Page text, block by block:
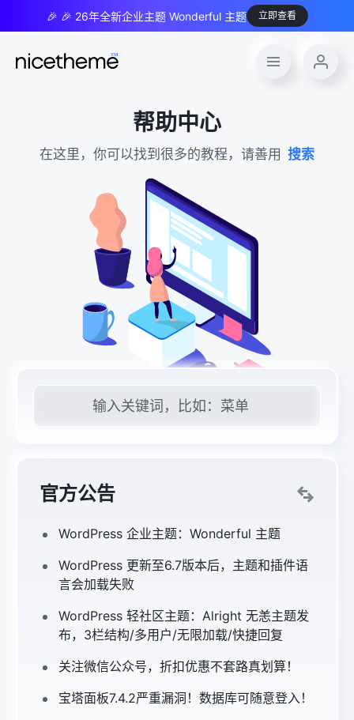
🎉 🎉 26年全新企业主题 Wonderful 主题 立即查看
帮助中心
在这里，你可以找到很多的教程，请善用 搜索
官方公告
WordPress 企业主题：Wonderful 主题
WordPress 更新至6.7版本后，主题和插件语
言会加载失败
WordPress 轻社区主题：Alright 无恙主题发
布，3栏结构/多用户/无限加载/快捷回复
关注微信公众号，折扣优惠不套路真划算！
宝塔面板7.4.2严重漏洞！数据库可随意登入！